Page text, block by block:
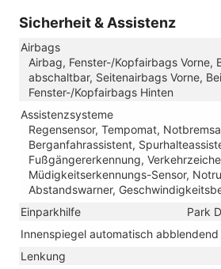
Sicherheit & Assistenz
Airbags
Airbag, Fenster-/Kopfairbags Vorne,
abschaltbar, Seitenairbags Vorne,
Fenster-/Kopfairbags Hinten
Assistenzsysteme
Regensensor, Tempomat,
Berganfahrassistent,
Fußgängererkennung,
Müdigkeitserkennungs-Sensor,
Abstandswarner,
Einparkhilfe
Park
Innenspiegel automatisch abblendend
Lenkung